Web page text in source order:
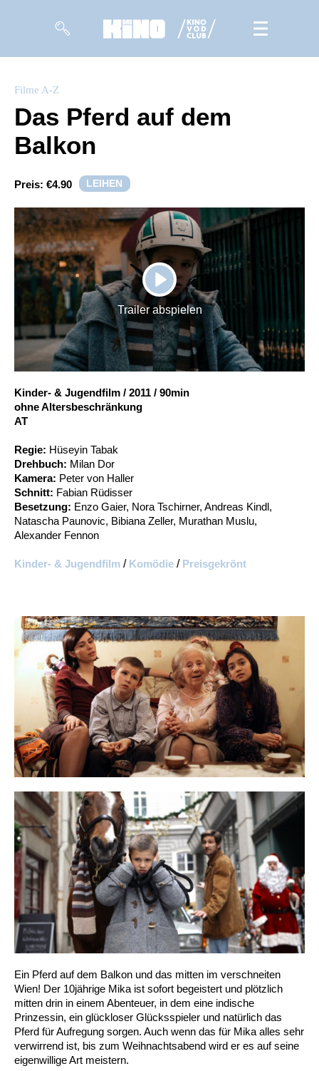
Magazin
Kuratierungen
Events
So geht’s
Filmpakete
Gutscheine
& Filmpässe
Account
Suche
Filme A-Z
Das Pferd auf dem
Balkon
Preis: €4.90 LEIHEN
PLAY
Trailer abspielen
Kinder- & Jugendfilm / 2011 / 90min
ohne Altersbeschränkung
AT
Regie: Hüseyin Tabak
Drehbuch: Milan Dor
Kamera: Peter von Haller
Schnitt: Fabian Rüdisser
Besetzung: Enzo Gaier, Nora Tschirner, Andreas Kindl,
Natascha Paunovic, Bibiana Zeller, Murathan Muslu,
Alexander Fennon
Kinder- & Jugendfilm / Komödie / Preisgekrönt
Ein Pferd auf dem Balkon und das mitten im verschneiten
Wien! Der 10jährige Mika ist sofort begeistert und plötzlich
mitten drin in einem Abenteuer, in dem eine indische
Prinzessin, ein glückloser Glücksspieler und natürlich das
Pferd für Aufregung sorgen. Auch wenn das für Mika alles sehr
verwirrend ist, bis zum Weihnachtsabend wird er es auf seine
eigenwillige Art meistern.